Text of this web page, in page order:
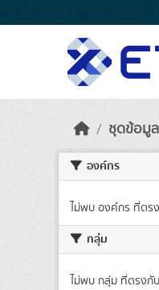
ชุดข้อมูล
องค์กร
ไม่พบ องค์กร ที่ตร
กลุ่ม
ไม่พบ กลุ่ม ที่ตรงกั